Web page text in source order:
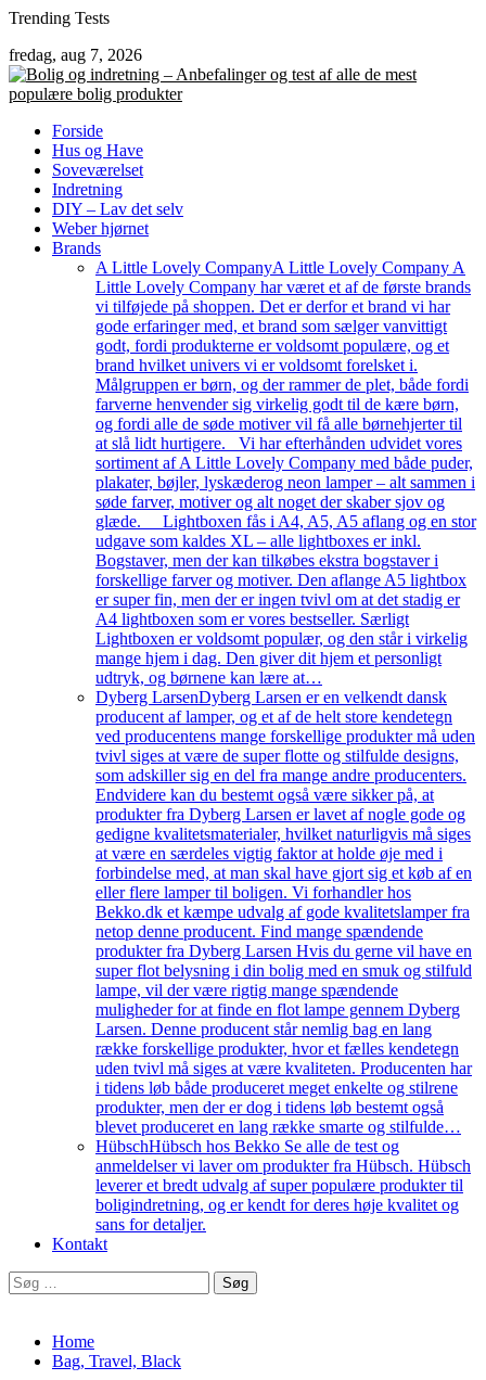
Skip
content
Trending Tests
fredag, aug 7, 2026
Forside
Hus og Have
Soveværelset
Indretning
DIY – Lav det selv
Weber hjørnet
Brands
A Little Lovely CompanyA Little Lovely Company A
Little Lovely Company har været et af de første brands
vi tilføjede på shoppen. Det er derfor et brand vi har
gode erfaringer med, et brand som sælger vanvittigt
godt, fordi produkterne er voldsomt populære, og et
brand hvilket univers vi er voldsomt forelsket i.
Målgruppen er børn, og der rammer de plet, både fordi
farverne henvender sig virkelig godt til de kære børn,
og fordi alle de søde motiver vil få alle børnehjerter til
at slå lidt hurtigere. Vi har efterhånden udvidet vores
sortiment af A Little Lovely Company med både puder,
plakater, bøjler, lyskæderog neon lamper – alt sammen i
søde farver, motiver og alt noget der skaber sjov og
glæde. Lightboxen fås i A4, A5, A5 aflang og en stor
udgave som kaldes XL – alle lightboxes er inkl.
Bogstaver, men der kan tilkøbes ekstra bogstaver i
forskellige farver og motiver. Den aflange A5 lightbox
er super fin, men der er ingen tvivl om at det stadig er
A4 lightboxen som er vores bestseller. Særligt
Lightboxen er voldsomt populær, og den står i virkelig
mange hjem i dag. Den giver dit hjem et personligt
udtryk, og børnene kan lære at…
Dyberg LarsenDyberg Larsen er en velkendt dansk
producent af lamper, og et af de helt store kendetegn
ved producentens mange forskellige produkter må uden
tvivl siges at være de super flotte og stilfulde designs,
som adskiller sig en del fra mange andre producenters.
Endvidere kan du bestemt også være sikker på, at
produkter fra Dyberg Larsen er lavet af nogle gode og
gedigne kvalitetsmaterialer, hvilket naturligvis må siges
at være en særdeles vigtig faktor at holde øje med i
forbindelse med, at man skal have gjort sig et køb af en
eller flere lamper til boligen. Vi forhandler hos
Bekko.dk et kæmpe udvalg af gode kvalitetslamper fra
netop denne producent. Find mange spændende
produkter fra Dyberg Larsen Hvis du gerne vil have en
super flot belysning i din bolig med en smuk og stilfuld
lampe, vil der være rigtig mange spændende
muligheder for at finde en flot lampe gennem Dyberg
Larsen. Denne producent står nemlig bag en lang
række forskellige produkter, hvor et fælles kendetegn
uden tvivl må siges at være kvaliteten. Producenten har
i tidens løb både produceret meget enkelte og stilrene
produkter, men der er dog i tidens løb bestemt også
blevet produceret en lang række smarte og stilfulde…
HübschHübsch hos Bekko Se alle de test og
anmeldelser vi laver om produkter fra Hübsch. Hübsch
leverer et bredt udvalg af super populære produkter til
boligindretning, og er kendt for deres høje kvalitet og
sans for detaljer.
Kontakt
Søg
efter:
Home
Bag, Travel, Black